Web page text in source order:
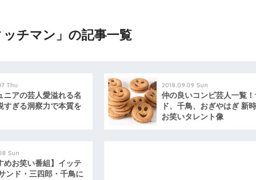
ッチマン」の記事一覧
Thu
ニアの芸人愛溢れる名
すぎる洞察力で本質を
2018.09.09 Sun
仲の良いコンビ芸人一覧！
ド、千鳥、おぎやはぎ 新
お笑いタレント像
Sun
めお笑い番組】イッテ
ンド・三四郎・千鳥に